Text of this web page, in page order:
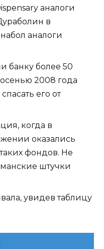
аналоги
в
аналоги
банку более 50
2008 года
его от
когда в
оказались
фондов. Не
штучки
увидев таблицу